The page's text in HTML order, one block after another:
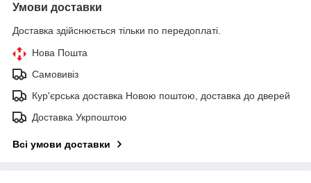
Умови доставки
Доставка здійснюється тільки по передоплаті.
Нова Пошта
Самовивіз
Кур'єрська доставка Новою поштою, доставка до дверей
Доставка Укрпоштою
Всі умови доставки